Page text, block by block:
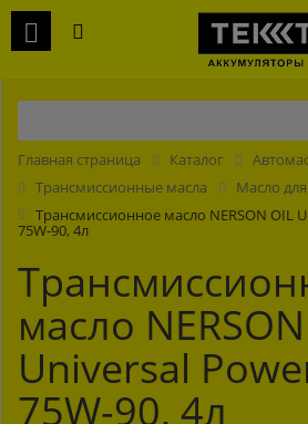
Главная страница Каталог
Трансмиссионные масла
Масло
Трансмиссионное масло NERSON OIL
75W-90, 4л
масло
Universal
75W-90, 4л